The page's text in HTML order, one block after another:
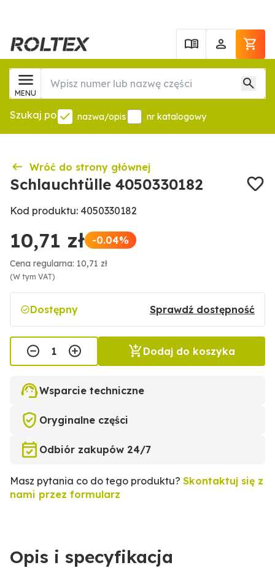
MENU
Szukaj po nazwa/opis nr katalogowy
Wróć do strony głównej
Schlauchtülle 4050330182
Kod produktu: 4050330182
10,71 zł -0.04%
Cena regularna: 10,71 zł
(W tym VAT)
Dostępny Sprawdź dostępność
Dodaj do koszyka
Wsparcie techniczne
Oryginalne części
Odbiór zakupów 24/7
Masz pytania co do tego produktu? Skontaktuj się z
nami przez formularz
Opis i specyfikacja